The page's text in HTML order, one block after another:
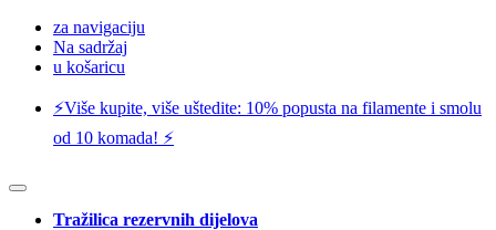
za navigaciju
Na sadržaj
u košaricu
⚡️Više kupite, više uštedite: 10% popusta na filamente i smolu
od 10 komada! ⚡️
Tražilica rezervnih dijelova